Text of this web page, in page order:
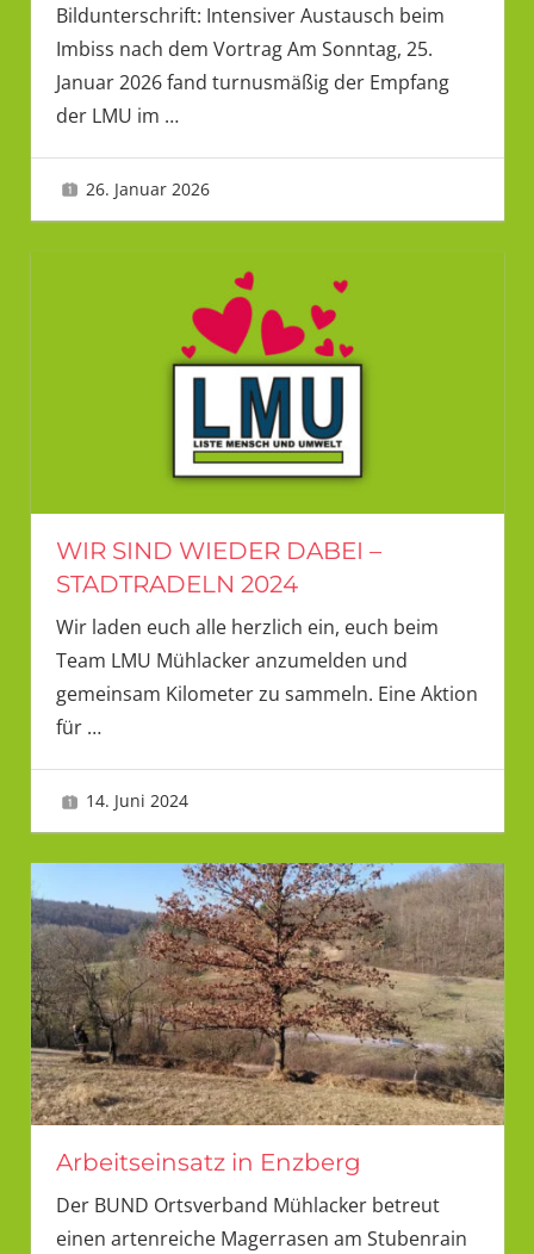
Bildunterschrift: Intensiver Austausch beim
Imbiss nach dem Vortrag Am Sonntag, 25.
Januar 2026 fand turnusmäßig der Empfang
der LMU im …
26. Januar 2026
WIR SIND WIEDER DABEI –
STADTRADELN 2024
Wir laden euch alle herzlich ein, euch beim
Team LMU Mühlacker anzumelden und
gemeinsam Kilometer zu sammeln. Eine Aktion
für …
14. Juni 2024
Arbeitseinsatz in Enzberg
Der BUND Ortsverband Mühlacker betreut
einen artenreiche Magerrasen am Stubenrain